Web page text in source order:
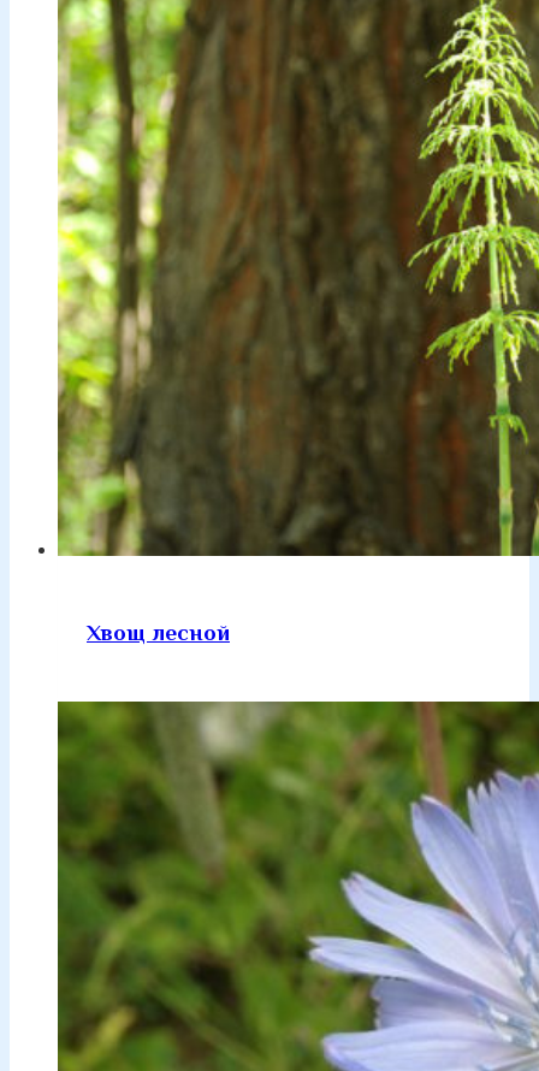
Хвощ лесной